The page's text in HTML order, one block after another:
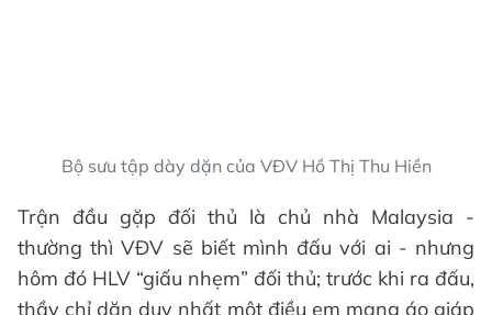
Bộ sưu tập dày dặn của VĐV Hồ Thị Thu Hiền
Trận đầu gặp đối thủ là chủ nhà Malaysia -
thường thì VĐV sẽ biết mình đấu với ai - nhưng
hôm đó HLV “giấu nhẹm” đối thủ; trước khi ra đấu,
thầy chỉ dặn duy nhất một điều em mang áo giáp